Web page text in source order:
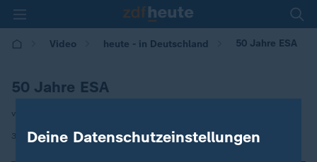
Video heute - in Deutschland 50 Jahre ESA
50 Jahre ESA
von Susanne Biedenkopf-Kürten
30.05.2025 | 14:00
Deine Datenschutzeinstellungen